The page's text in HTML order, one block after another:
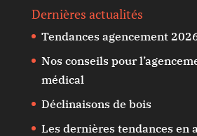
Dernières actualités
Tendances agencement
Nos conseils pour
médical
Déclinaisons de bois
Les dernières tendances en